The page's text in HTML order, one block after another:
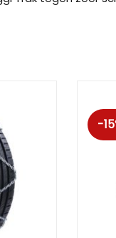
CB-12
Easy-Fit CU-9
-